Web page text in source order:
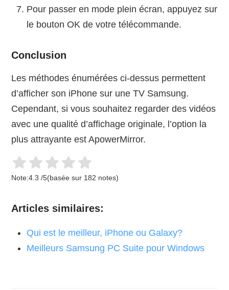
Pour passer en mode plein écran, appuyez sur
le bouton OK de votre télécommande.
Conclusion
Les méthodes énumérées ci-dessus permettent
d’afficher son iPhone sur une TV Samsung.
Cependant, si vous souhaitez regarder des vidéos
avec une qualité d’affichage originale, l’option la
plus attrayante est ApowerMirror.
Note:4.3 /5(basée sur 182 notes)
Articles similaires:
Qui est le meilleur, iPhone ou Galaxy?
Meilleurs Samsung PC Suite pour Windows